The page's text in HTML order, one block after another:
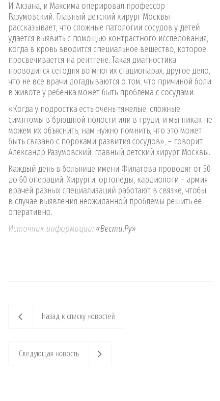
И Акзана, и Максима оперировал профессор
Разумовский. Главный детский хирург Москвы
рассказывает, что сложные патологии сосудов у детей
удается выявить с помощью контрастного исследования,
когда в кровь вводится специальное вещество, которое
просвечивается на рентгене. Такая диагностика
проводится сегодня во многих стационарах, другое дело,
что не все врачи догадываются о том, что причиной боли
в животе у ребенка может быть проблема с сосудами.
«Когда у подростка есть очень тяжелые, сложные
симптомы в брюшной полости или в груди, и мы никак не
можем их объяснить, нам нужно помнить, что это может
быть связано с пороками развития сосудов», – говорит
Александр Разумовский, главный детский хирург Москвы.
Каждый день в больнице имени Филатова проводят от 50
до 60 операций. Хирурги, ортопеды, кардиологи – армия
врачей разных специализаций работают в связке, чтобы
в случае выявления неожиданной проблемы решить ее
оперативно.
Источник информации: «Вести.Ру»
Назад к списку новостей
Следующая новость